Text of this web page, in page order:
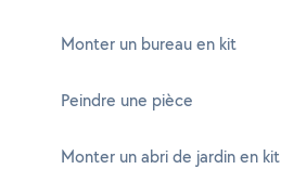
Monter un bureau en kit
Peindre une pièce
Monter un abri de jardin en kit